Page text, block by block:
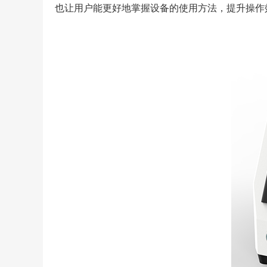
也让用户能更好地掌握设备的使用方法，提升操